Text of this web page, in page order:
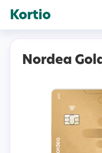
Kortio
Nordea